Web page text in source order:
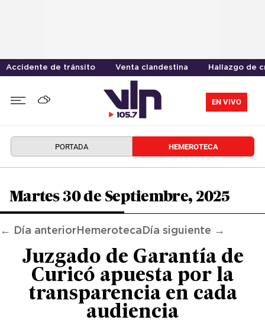
Accidente de tránsito Venta clandestina Hallazgo de
EN VIVO
PORTADA HEMEROTECA
Martes 30 de Septiembre, 2025
← Día anterior Hemeroteca Día siguiente →
Juzgado de Garantía de
Curicó apuesta por la
transparencia en cada
audiencia